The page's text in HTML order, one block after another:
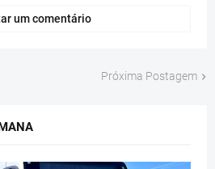
um comentário
Próxima Postagem